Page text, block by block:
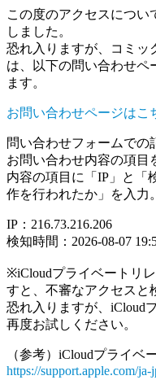
この度のアクセスについ
しました。
恐れ入りますが、コミッ
は、以下の問い合わせペ
ます。
お問い合わせページはこ
問い合わせフォームでの
お問い合わせ内容の項目
内容の項目に「IP」と「
作を行われたか」を入力。
IP：216.73.216.206
検知時間：2026-08-07
※iCloudプライベートリ
すと、不審なアクセスと
恐れ入りますが、iCloud
再度お試しください。
（参考）iCloudプライベ
https://support.apple.com/ja-